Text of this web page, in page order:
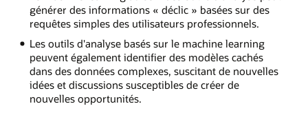
générer des informations « déclic » basées sur des
requêtes simples des utilisateurs professionnels.
Les outils d'analyse basés sur le machine learning
peuvent également identifier des modèles cachés
dans des données complexes, suscitant de nouvelles
idées et discussions susceptibles de créer de
nouvelles opportunités.